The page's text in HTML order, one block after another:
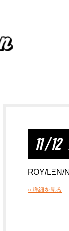
11 / 12
ROY/LEN/
» 詳細を見る